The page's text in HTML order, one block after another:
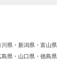
県・新潟県・富山
県・山口県・徳島